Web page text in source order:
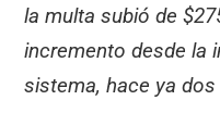
la multa subió de
incremento desde la
sistema, hace ya dos